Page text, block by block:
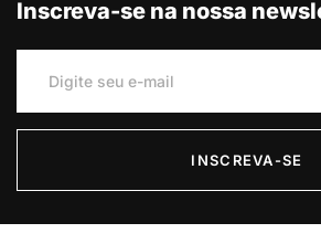
Inscreva-se na nossa
INSCREVA-SE